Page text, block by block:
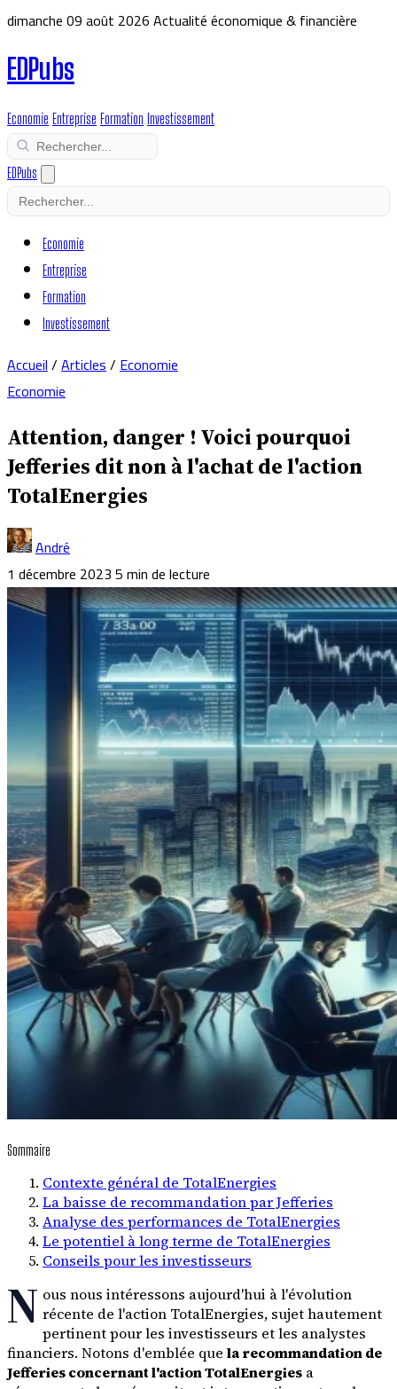
dimanche 09 août 2026Actualité économique & financière
EDPubs
Economie Entreprise Formation Investissement
EDPubs
Economie
Entreprise
Formation
Investissement
Accueil/Articles/Economie
Economie
Attention, danger ! Voici pourquoi
Jefferies dit non à l'achat de l'action
TotalEnergies
André
1 décembre 20235 min de lecture
Sommaire
Contexte général de TotalEnergies
La baisse de recommandation par Jefferies
Analyse des performances de TotalEnergies
Le potentiel à long terme de TotalEnergies
Conseils pour les investisseurs
N ous nous intéressons aujourd'hui à l'évolution
récente de l'action TotalEnergies, sujet hautement
pertinent pour les investisseurs et les analystes
financiers. Notons d'emblée que la recommandation de
Jefferies concernant l'action TotalEnergies a